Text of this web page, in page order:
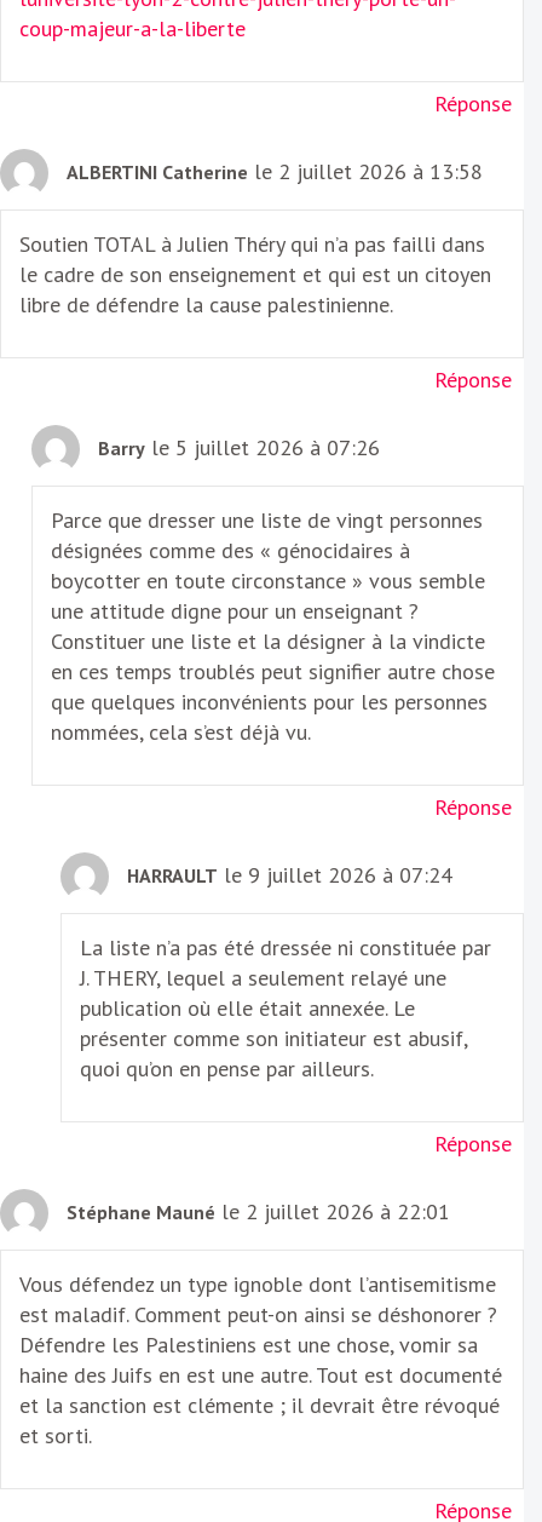
coup-majeur-a-la-liberte
Réponse
ALBERTINI Catherine le 2 juillet 2026 à 13:58
Soutien TOTAL à Julien Théry qui n’a pas failli dans
le cadre de son enseignement et qui est un citoyen
libre de défendre la cause palestinienne.
Réponse
Barry le 5 juillet 2026 à 07:26
Parce que dresser une liste de vingt personnes
désignées comme des « génocidaires à
boycotter en toute circonstance » vous semble
une attitude digne pour un enseignant ?
Constituer une liste et la désigner à la vindicte
en ces temps troublés peut signifier autre chose
que quelques inconvénients pour les personnes
nommées, cela s’est déjà vu.
Réponse
HARRAULT le 9 juillet 2026 à 07:24
La liste n’a pas été dressée ni constituée par
J. THERY, lequel a seulement relayé une
publication où elle était annexée. Le
présenter comme son initiateur est abusif,
quoi qu’on en pense par ailleurs.
Réponse
Stéphane Mauné le 2 juillet 2026 à 22:01
Vous défendez un type ignoble dont l’antisemitisme
est maladif. Comment peut-on ainsi se déshonorer ?
Défendre les Palestiniens est une chose, vomir sa
haine des Juifs en est une autre. Tout est documenté
et la sanction est clémente ; il devrait être révoqué
et sorti.
Réponse